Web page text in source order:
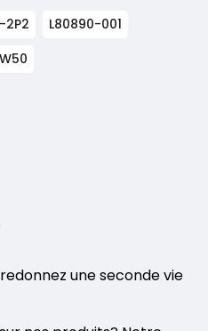
2P2
L80890-001
une seconde vie